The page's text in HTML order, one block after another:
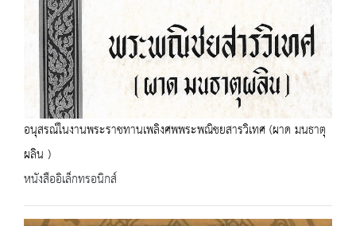
อนุสรณ์ในงานพระราชทานเพลิงศพพระพณิชยสารวิเทศ (ผาด มนธาตุ
ผลิน )
หนังสืออิเล็กทรอนิกส์